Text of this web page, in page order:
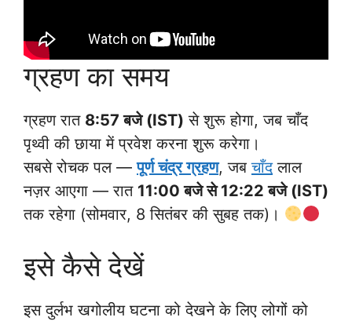
ग्रहण का समय
ग्रहण रात 8:57 बजे (IST) से शुरू होगा, जब चाँद
पृथ्वी की छाया में प्रवेश करना शुरू करेगा।
सबसे रोचक पल —पूर्ण चंद्र ग्रहण, जबचाँदलाल
नज़र आएगा — रात 11:00 बजे से 12:22 बजे (IST)
तक रहेगा (सोमवार, 8 सितंबर की सुबह तक)।
इसे कैसे देखें
इस दुर्लभ खगोलीय घटना को देखने के लिए लोगों को